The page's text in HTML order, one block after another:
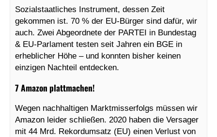
Sozialstaatliches Instrument, dessen Zeit
gekommen ist. 70 % der EU-Bürger sind dafür, wir
auch. Zwei Abgeordnete der PARTEI in Bundestag
& EU-Parlament testen seit Jahren ein BGE in
erheblicher Höhe – und konnten bisher keinen
einzigen Nachteil entdecken.
7 Amazon plattmachen!
Wegen nachhaltigen Marktmisserfolgs müssen wir
Amazon leider schließen. 2020 haben die Versager
mit 44 Mrd. Rekordumsatz (EU) einen Verlust von